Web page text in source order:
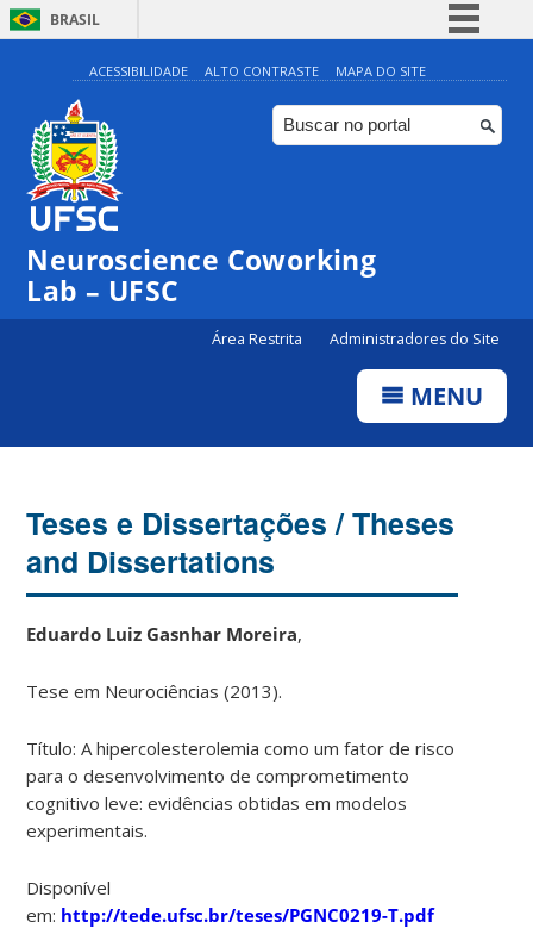
BRASIL
Simplifique!
Comunica BR
Participe
Canais
ACESSIBILIDADE ALTO CONTRASTE MAPA DO SITE
Neuroscience Coworking
Lab – UFSC
Área Restrita Administradores do Site
MENU
Teses e Dissertações / Theses
and Dissertations
Eduardo Luiz Gasnhar Moreira,
Tese em Neurociências (2013).
Título: A hipercolesterolemia como um fator de risco
para o desenvolvimento de comprometimento
cognitivo leve: evidências obtidas em modelos
experimentais.
Disponível
em: http://tede.ufsc.br/teses/PGNC0219-T.pdf